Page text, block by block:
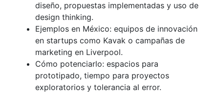
diseño, propuestas implementadas y uso de
design thinking.
Ejemplos en México: equipos de innovación
en startups como Kavak o campañas de
marketing en Liverpool.
Cómo potenciarlo: espacios para
prototipado, tiempo para proyectos
exploratorios y tolerancia al error.